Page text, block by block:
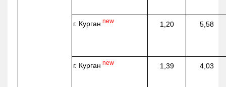
г. Курган new 1,20 5,58
г. Курган new 1,39 4,03